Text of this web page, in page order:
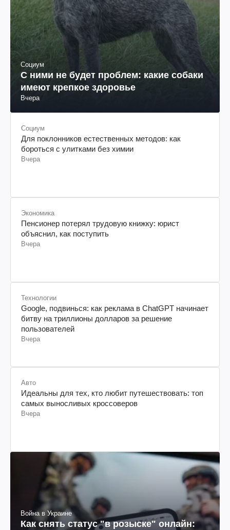
Социум
С ними не будет проблем: какие собаки
имеют крепкое здоровье
Вчера
Социум
Для поклонников естественных методов: как
бороться с улитками без химии
Вчера
Экономика
Пенсионер потерял трудовую книжку: юрист
объяснил, как поступить
Вчера
Технологии
Google, подвинься: как реклама в ChatGPT начинает
битву на триллионы долларов за решение
пользователей
Вчера
Авто
Идеальны для тех, кто любит путешествовать: топ
самых выносливых кроссоверов
Вчера
Война в Украине
Как снять статус "в розыске" онлайн: